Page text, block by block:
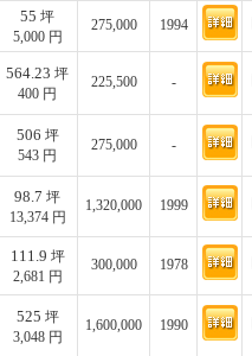
55 坪
5,000 円
275,000 1994
564.23 坪
400 円
225,500 -
506 坪
543 円
275,000 -
98.7 坪
13,374 円
1,320,000 1999
111.9 坪
2,681 円
300,000 1978
525 坪
3,048 円
1,600,000 1990